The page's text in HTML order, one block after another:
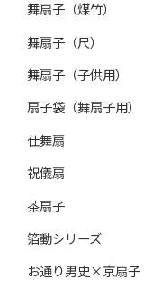
舞扇子（煤竹）
舞扇子（尺）
舞扇子（子供用）
扇子袋（舞扇子用）
仕舞扇
祝儀扇
茶扇子
箔動シリーズ
お通り男史×京扇子